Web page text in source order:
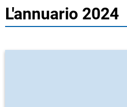
L'annuario 2024